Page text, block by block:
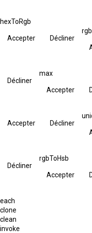
hexToRgb
Accepter Décliner
Décliner
max
Accepter
Accepter Décliner
Décliner
rgbToHsb
Accepter
each
clone
clean
invoke